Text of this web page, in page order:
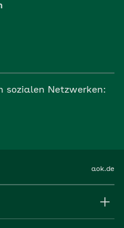
sozialen Netzwerken:
aok.de